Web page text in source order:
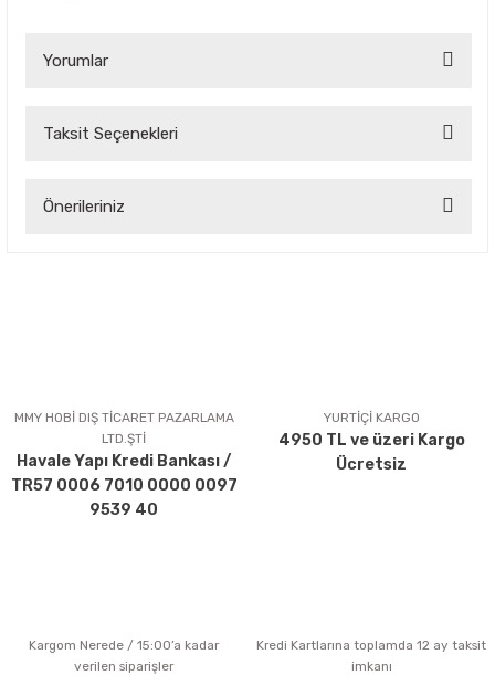
Yorumlar
Taksit Seçenekleri
Önerileriniz
Ürün açıklamasında eksik bilgiler bulunuyor.
Ürün bilgilerinde hatalar bulunuyor.
Ürün fiyatı diğer sitelerden daha pahalı.
Bu ürüne benzer farklı alternatifler olmalı.
Gönder
MMY HOBİ DIŞ TİCARET PAZARLAMA
LTD.ŞTİ
Havale Yapı Kredi Bankası /
TR57 0006 7010 0000 0097
9539 40
YURTİÇİ KARGO
4950 TL ve üzeri Kargo
Ücretsiz
Kargom Nerede / 15:00’a kadar
verilen siparişler
Kredi Kartlarına toplamda 12 ay taksit
imkanı